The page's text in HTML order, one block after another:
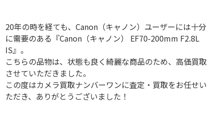
20年の時を経ても、Canon（キャノン）ユーザーには十分
に需要のある『Canon（キャノン） EF70-200mm F2.8L
IS』。
こちらの品物は、状態も良く綺麗な商品のため、高価買取
させていただきました。
この度はカメラ買取ナンバーワンに査定・買取をお任せい
ただき、ありがとうございました！